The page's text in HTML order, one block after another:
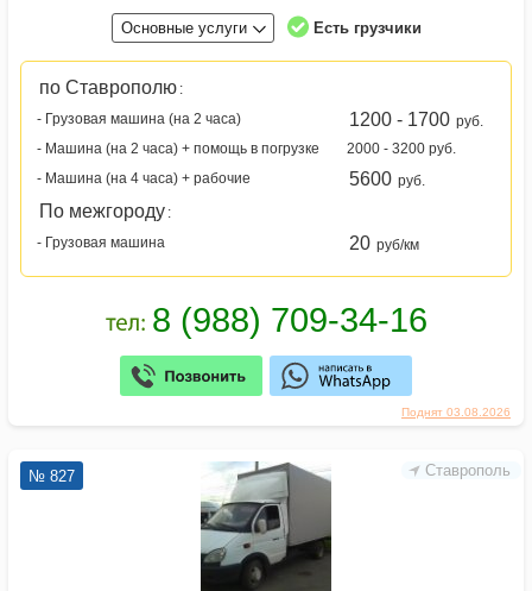
Поднят 03.08.2026
Основные услуги Есть грузчики
по Ставрополю :
- Грузовая машина (на 2 часа)
1200 - 1700 руб.
- Машина (на 2 часа) + помощь в погрузке
2000 - 3200 руб.
- Машина (на 4 часа) + рабочие
5600 руб.
По межгороду :
- Грузовая машина
20 руб/км
Ставрополь
№ 827